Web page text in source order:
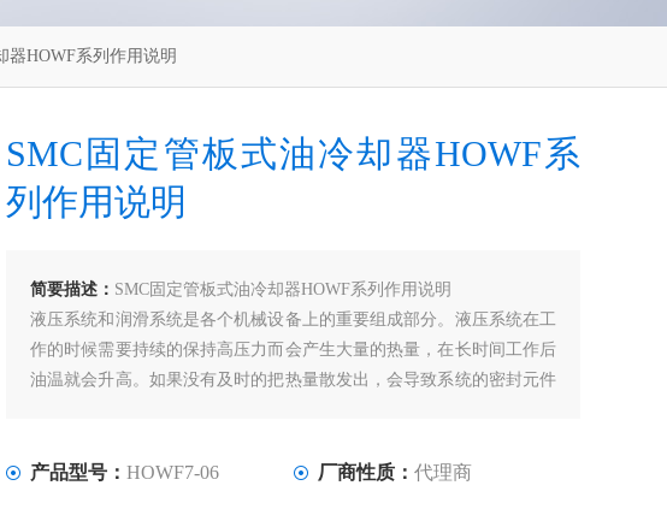
器HOWF系列作用说明
SMC固定管板式油冷却器HOWF系
列作用说明
简要描述： SMC固定管板式油冷却器HOWF系列作用说明
液压系统和润滑系统是各个机械设备上的重要组成部分。液压系统在工
作的时候需要持续的保持高压力而会产生大量的热量，在长时间工作后
油温就会升高。如果没有及时的把热量散发出，会导致系统的密封元件
产品型号： HOWF7-06 厂商性质： 代理商